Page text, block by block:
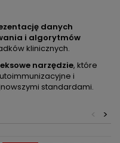
danych
i algorytmów
klinicznych.
narzędzie, które
i
standardami.
>
<